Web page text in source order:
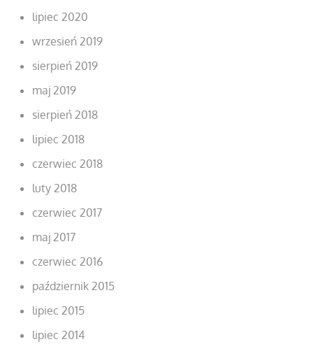
lipiec 2020
wrzesień 2019
sierpień 2019
maj 2019
sierpień 2018
lipiec 2018
czerwiec 2018
luty 2018
czerwiec 2017
maj 2017
czerwiec 2016
październik 2015
lipiec 2015
lipiec 2014